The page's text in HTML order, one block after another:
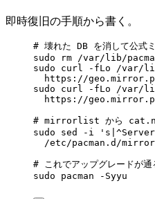
即時復旧の手順から書く。
# 壊れた DB を消して公式
sudo
rm /var/lib/
sudo
curl -fLo /var/
https://
sudo
curl -fLo /var/
https://
# mirrorlist から
sudo
sed -i
/etc/pacman.d/
# これでアップグレードが通
sudo
pacman -Syyu